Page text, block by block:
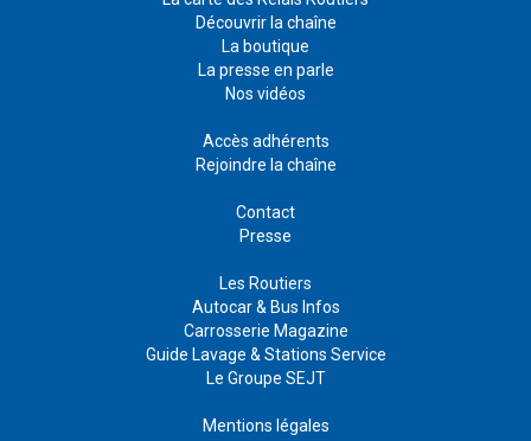
Découvrir la chaîne
La boutique
La presse en parle
Nos vidéos
Accès adhérents
Rejoindre la chaîne
Contact
Presse
Les Routiers
Autocar & Bus Infos
Carrosserie Magazine
Guide Lavage & Stations Service
Le Groupe SEJT
Mentions légales